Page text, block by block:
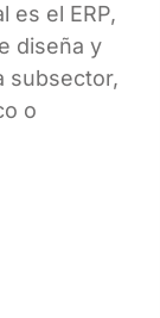
es el ERP,
diseña y
subsector,
o